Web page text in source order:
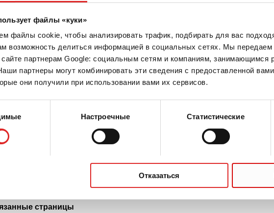
файлы «куки»
файлы cookie, чтобы анализировать трафик, подбирать для вас
возможность делиться информацией в социальных сетях. Мы
сайте партнерам Google: социальным сетям и компаниям, занимающимся
партнеры могут комбинировать эти сведения с предоставленной
они получили при использовании вами их сервисов.
Настроечные Статистические
Отказаться
Штативы для резьбовых микропробирок
Принадлежности для резьбовых микропробирок
страницы